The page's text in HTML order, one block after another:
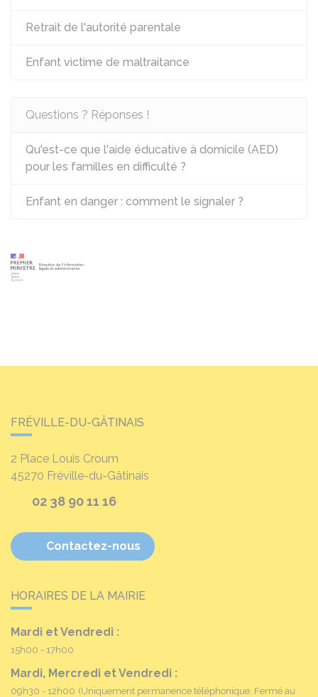
Retrait de l'autorité parentale
Enfant victime de maltraitance
Questions ? Réponses !
Qu'est-ce que l'aide éducative à domicile (AED)
pour les familles en difficulté ?
Enfant en danger : comment le signaler ?
FRÉVILLE-DU-GÂTINAIS
2 Place Louis Croum
45270 Fréville-du-Gâtinais
02 38 90 11 16
Contactez-nous
HORAIRES DE LA MAIRIE
Mardi et Vendredi :
15h00 - 17h00
Mardi, Mercredi et Vendredi :
09h30 - 12h00 (Uniquement permanence téléphonique. Fermé au